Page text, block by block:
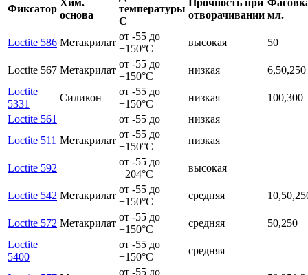
Фиксатор
Хим.
основа
температуры
С
Прочность при
отворачивании мл.
Loctite 586 Метакрилат
от -55 до
+150°C
высокая 50
Loctite 567 Метакрилат
от -55 до
+150°C
низкая
6,50,250
Loctite
5331
Силикон
от -55 до
+150°C
низкая
100,300
Loctite 561
от -55 до
низкая
Loctite 511 Метакрилат
от -55 до
+150°C
низкая
Loctite 592
от -55 до
+204°C
высокая
Loctite 542 Метакрилат
от -55 до
+150°C
средняя
Loctite 572 Метакрилат
от -55 до
+150°C
средняя
50,250
Loctite
5400
от -55 до
+150°C
средняя
от -55 до